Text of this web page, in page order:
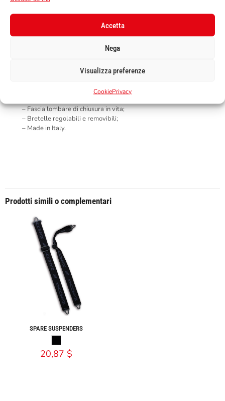
Accetta
Nega
Visualizza preferenze
CookiePrivacy
– Protezione schiena certificata Livello 2 EN 1621-2;
– Protezione petto certificata Livello 2 EN 1621-3;
traspirante che trasferisce il sudore verso l’esterno;
materiale che, dopo una compressione, restituisce lentamente
– Fascia lombare di chiusura in vita;
– Bretelle regolabili e removibili;
– Made in Italy.
Prodotti simili o complementari
SPARE SUSPENDERS
20,87 $